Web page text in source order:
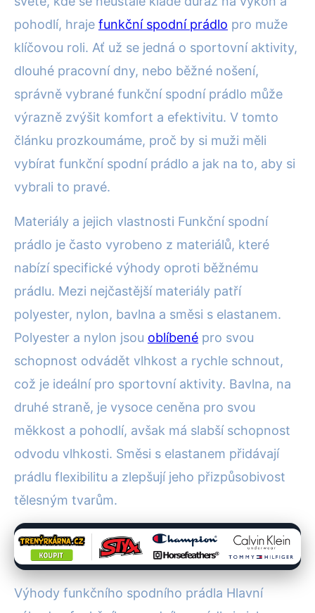
pohodlí, hraje funkční spodní prádlo pro muže
klíčovou roli. Ať už se jedná o sportovní aktivity,
dlouhé pracovní dny, nebo běžné nošení,
správně vybrané funkční spodní prádlo může
výrazně zvýšit komfort a efektivitu. V tomto
článku prozkoumáme, proč by si muži měli
vybírat funkční spodní prádlo a jak na to, aby si
vybrali to pravé.
Materiály a jejich vlastnosti Funkční spodní
prádlo je často vyrobeno z materiálů, které
nabízí specifické výhody oproti běžnému
prádlu. Mezi nejčastější materiály patří
polyester, nylon, bavlna a směsi s elastanem.
Polyester a nylon jsou oblíbené pro svou
schopnost odvádět vlhkost a rychle schnout,
což je ideální pro sportovní aktivity. Bavlna, na
druhé straně, je vysoce ceněna pro svou
měkkost a pohodlí, avšak má slabší schopnost
odvodu vlhkosti. Směsi s elastanem přidávají
prádlu flexibilitu a zlepšují jeho přizpůsobivost
tělesným tvarům.
Výhody funkčního spodního prádla Hlavní